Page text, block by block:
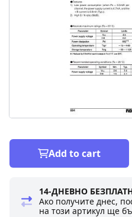
Add to cart
14-ДНЕВНО
Ако получите днес,
на този артикул ще